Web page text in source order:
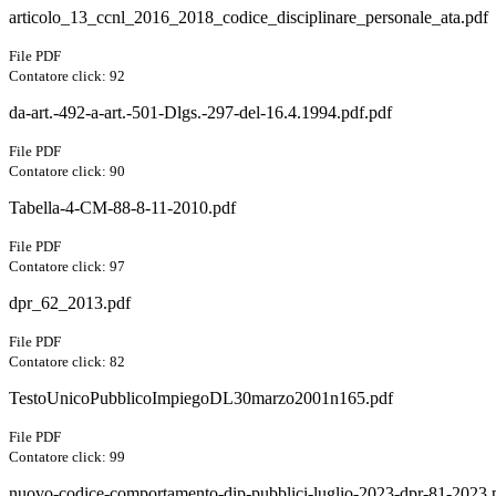
articolo_13_ccnl_2016_2018_codice_disciplinare_personale_ata.pdf
File PDF
Contatore click: 92
da-art.-492-a-art.-501-Dlgs.-297-del-16.4.1994.pdf.pdf
File PDF
Contatore click: 90
Tabella-4-CM-88-8-11-2010.pdf
File PDF
Contatore click: 97
dpr_62_2013.pdf
File PDF
Contatore click: 82
TestoUnicoPubblicoImpiegoDL30marzo2001n165.pdf
File PDF
Contatore click: 99